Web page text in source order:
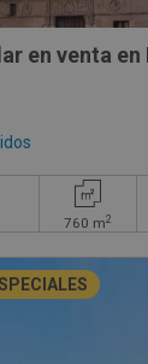
en venta en
760 m2